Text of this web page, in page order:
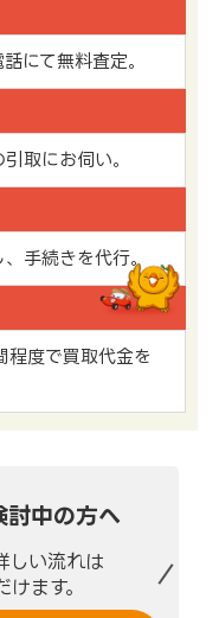
にて無料査定。
取にお伺い。
手続きを代行。
程度で買取代金を
討中の方へ
しい流れは
ます。